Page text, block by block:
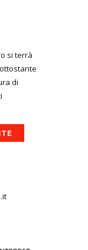
si terrà
di